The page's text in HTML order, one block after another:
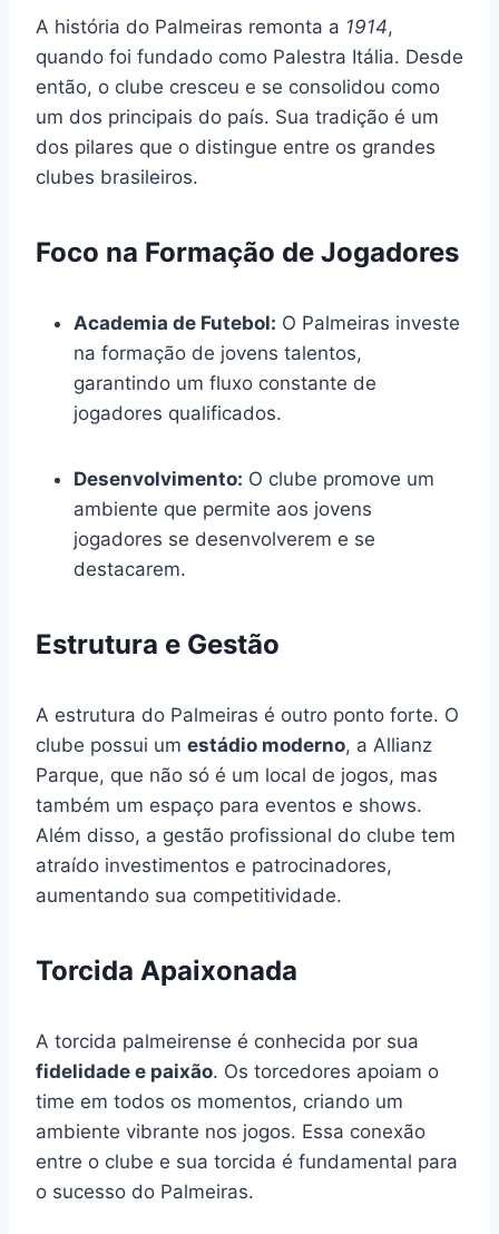
A história do Palmeiras remonta a 1914,
quando foi fundado como Palestra Itália. Desde
então, o clube cresceu e se consolidou como
um dos principais do país. Sua tradição é um
dos pilares que o distingue entre os grandes
clubes brasileiros.
Foco na Formação de Jogadores
Academia de Futebol: O Palmeiras investe
na formação de jovens talentos,
garantindo um fluxo constante de
jogadores qualificados.
Desenvolvimento: O clube promove um
ambiente que permite aos jovens
jogadores se desenvolverem e se
destacarem.
Estrutura e Gestão
A estrutura do Palmeiras é outro ponto forte. O
clube possui um estádio moderno, a Allianz
Parque, que não só é um local de jogos, mas
também um espaço para eventos e shows.
Além disso, a gestão profissional do clube tem
atraído investimentos e patrocinadores,
aumentando sua competitividade.
Torcida Apaixonada
A torcida palmeirense é conhecida por sua
fidelidade e paixão. Os torcedores apoiam o
time em todos os momentos, criando um
ambiente vibrante nos jogos. Essa conexão
entre o clube e sua torcida é fundamental para
o sucesso do Palmeiras.